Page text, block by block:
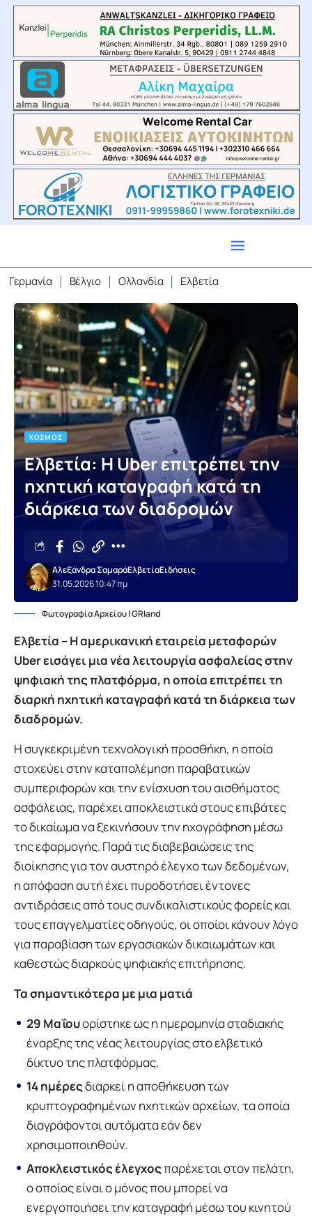
Γερμανία Βέλγιο Ολλανδία Ελβετία
ΚΌΣΜΟΣ
Ελβετία: Η Uber επιτρέπει την
ηχητική καταγραφή κατά τη
διάρκεια των διαδρομών
31.05.2026 10:47 πμ
Αλεξάνδρα ΣαμαράΕλβετίαΕιδήσεις
Φωτογραφία Αρχείου | GRland
Ελβετία – Η αμερικανική εταιρεία μεταφορών
Uber εισάγει μια νέα λειτουργία ασφαλείας στην
ψηφιακή της πλατφόρμα, η οποία επιτρέπει τη
διαρκή ηχητική καταγραφή κατά τη διάρκεια των
διαδρομών.
Η συγκεκριμένη τεχνολογική προσθήκη, η οποία
στοχεύει στην καταπολέμηση παραβατικών
συμπεριφορών και την ενίσχυση του αισθήματος
ασφάλειας, παρέχει αποκλειστικά στους επιβάτες
το δικαίωμα να ξεκινήσουν την ηχογράφηση μέσω
της εφαρμογής. Παρά τις διαβεβαιώσεις της
διοίκησης για τον αυστηρό έλεγχο των δεδομένων,
η απόφαση αυτή έχει πυροδοτήσει έντονες
αντιδράσεις από τους συνδικαλιστικούς φορείς και
τους επαγγελματίες οδηγούς, οι οποίοι κάνουν λόγο
για παραβίαση των εργασιακών δικαιωμάτων και
καθεστώς διαρκούς ψηφιακής επιτήρησης.
Τα σημαντικότερα με μια ματιά
29 Μαΐουορίστηκε ως η ημερομηνία σταδιακής
έναρξης της νέας λειτουργίας στο ελβετικό
δίκτυο της πλατφόρμας.
14 ημέρεςδιαρκεί η αποθήκευση των
κρυπτογραφημένων ηχητικών αρχείων, τα οποία
διαγράφονται αυτόματα εάν δεν
χρησιμοποιηθούν.
Αποκλειστικός έλεγχοςπαρέχεται στον πελάτη,
ο οποίος είναι ο μόνος που μπορεί να
ενεργοποιήσει την καταγραφή μέσω του κινητού